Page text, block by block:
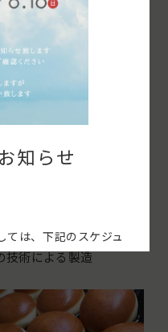
知らせ
ては、下記のスケジュ
注文
ても固くならない日本独
技術による製造